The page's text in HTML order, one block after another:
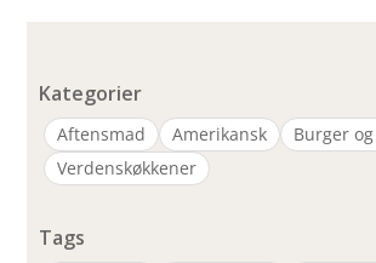
Kategorier
Aftensmad Amerikansk
Burger
Verdenskøkkener
Tags